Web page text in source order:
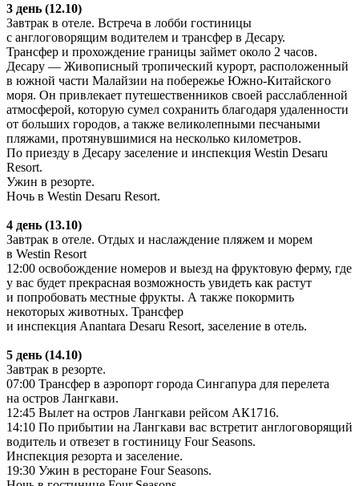
3 день (12.10)
Завтрак в отеле. Встреча в лобби гостиницы
с англоговорящим водителем и трансфер в Десару.
Трансфер и прохождение границы займет около 2 часов.
Десару — Живописный тропический курорт, расположенный
в южной части Малайзии на побережье Южно-Китайского
моря. Он привлекает путешественников своей расслабленной
атмосферой, которую сумел сохранить благодаря удаленности
от больших городов, а также великолепными песчаными
пляжами, протянувшимися на несколько километров.
По приезду в Десару заселение и инспекция Westin Desaru
Resort.
Ужин в резорте.
Ночь в Westin Desaru Resort.
4 день (13.10)
Завтрак в отеле. Отдых и наслаждение пляжем и морем
в Westin Resort
12:00 освобождение номеров и выезд на фруктовую ферму, где
у вас будет прекрасная возможность увидеть как растут
и попробовать местные фрукты. А также покормить
некоторых животных. Трансфер
и инспекция Anantara Desaru Resort, заселение в отель.
5 день (14.10)
Завтрак в резорте.
07:00 Трансфер в аэропорт города Сингапура для перелета
на остров Лангкави.
12:45 Вылет на остров Лангкави рейсом АК1716.
14:10 По прибытии на Лангкави вас встретит англоговорящий
водитель и отвезет в гостиницу Four Seasons.
Инспекция резорта и заселение.
19:30 Ужин в ресторане Four Seasons.